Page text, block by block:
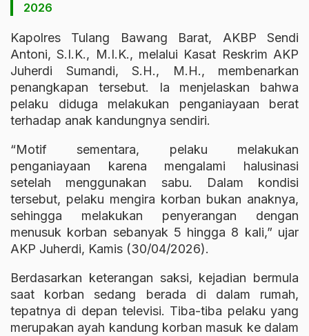
2026
Kapolres Tulang Bawang Barat, AKBP Sendi
Antoni, S.I.K., M.I.K., melalui Kasat Reskrim AKP
Juherdi Sumandi, S.H., M.H., membenarkan
penangkapan tersebut. Ia menjelaskan bahwa
pelaku diduga melakukan penganiayaan berat
terhadap anak kandungnya sendiri.
“Motif sementara, pelaku melakukan
penganiayaan karena mengalami halusinasi
setelah menggunakan sabu. Dalam kondisi
tersebut, pelaku mengira korban bukan anaknya,
sehingga melakukan penyerangan dengan
menusuk korban sebanyak 5 hingga 8 kali,” ujar
AKP Juherdi, Kamis (30/04/2026).
Berdasarkan keterangan saksi, kejadian bermula
saat korban sedang berada di dalam rumah,
tepatnya di depan televisi. Tiba-tiba pelaku yang
merupakan ayah kandung korban masuk ke dalam